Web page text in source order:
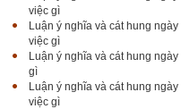
việc gì
Luận ý nghĩa và cát hung
việc gì
Luận ý nghĩa và cát hung
gì
Luận ý nghĩa và cát hung
việc gì